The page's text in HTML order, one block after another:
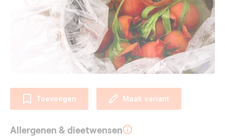
Toevoegen Maak variant
Allergenen & dieetwensen